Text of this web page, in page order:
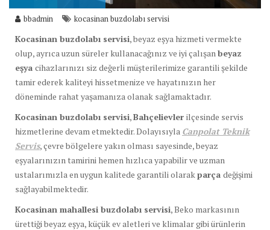
bbadmin kocasinan buzdolabı servisi
Kocasinan buzdolabı servisi, beyaz eşya hizmeti vermekte
olup, ayrıca uzun süreler kullanacağınız ve iyi çalışan beyaz
eşya cihazlarınızı siz değerli müşterilerimize garantili şekilde
tamir ederek kaliteyi hissetmenize ve hayatınızın her
döneminde rahat yaşamanıza olanak sağlamaktadır.
Kocasinan buzdolabı servisi,Bahçelievler ilçesinde servis
hizmetlerine devam etmektedir. Dolayısıyla Canpolat Teknik
Servis, çevre bölgelere yakın olması sayesinde, beyaz
eşyalarınızın tamirini hemen hızlıca yapabilir ve uzman
ustalarımızla en uygun kalitede garantili olarakparça değişimi
sağlayabilmektedir.
Kocasinan mahallesi buzdolabı servisi, Beko markasının
ürettiği beyaz eşya, küçük ev aletleri ve klimalar gibi ürünlerin